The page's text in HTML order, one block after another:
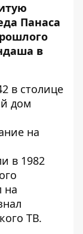
Панаса
в
в столице
дом
на
в 1982
на
ТВ.